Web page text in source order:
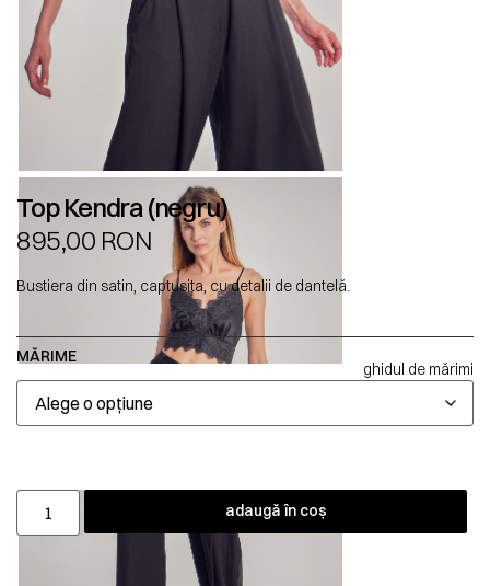
Top Kendra (negru)
895,00 RON
Bustiera din satin, captusita, cu detalii de dantelă.
MĂRIME
ghidul de mărimi
adaugă în coș